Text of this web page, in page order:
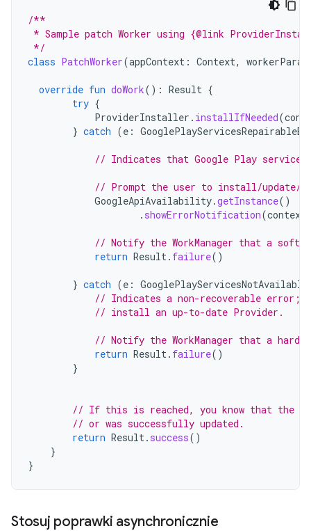
/**
* Sample patch Worker using {@link
*/
class PatchWorker(appContext : Context,
override fun doWork(): Result {
try {
ProviderInstaller . installIfNeeded(
} catch (e :
// Indicates that Google Play
// Prompt the user to install/update/
GoogleApiAvailability.getInstance()
. showErrorNotification(context
// Notify the WorkManager that a soft
return Result. failure()
} catch (e :
// Indicates a non-recoverable error;
// install an up-to-date Provider.
// Notify the WorkManager that a hard
return Result. failure()
}
// If this is reached, you know that the
// or was successfully updated.
return Result. success()
}
}
Stosuj poprawki asynchronicznie